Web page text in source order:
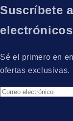
Suscríbete
electrónicos
Sé el primero en
ofertas exclusivas.